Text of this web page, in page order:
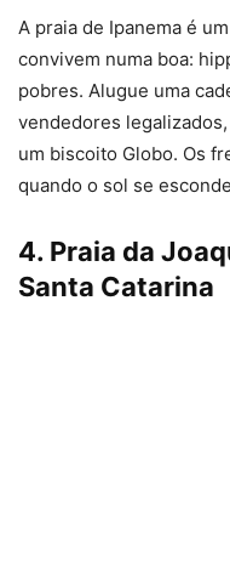
A praia de Ipanema é
convivem numa boa:
pobres. Alugue uma
vendedores
um biscoito Globo. Os
quando o sol se
4. Praia da
Santa Catarina